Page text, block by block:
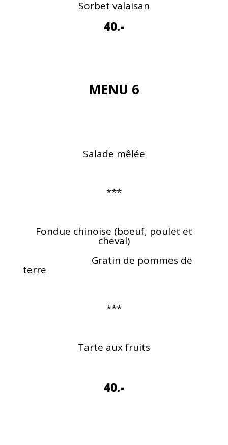
Sorbet valaisan
40.-
MENU 6
Salade mêlée
***
Fondue chinoise (boeuf, poulet et
cheval)
Gratin de pommes de
terre
***
Tarte aux fruits
40.-